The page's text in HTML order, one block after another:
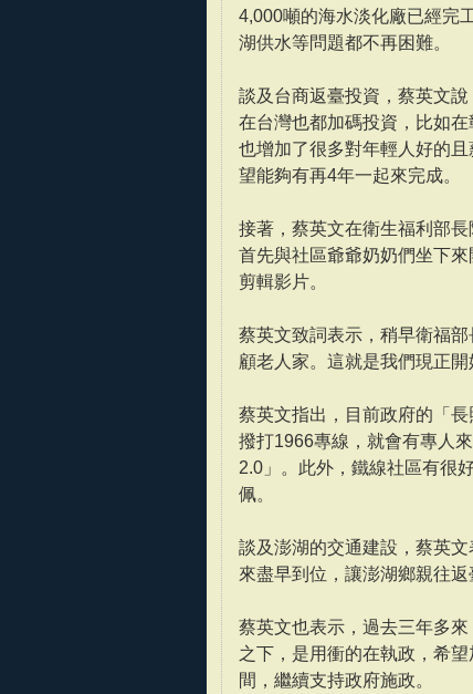
4,000噸的海水淡化廠已經完
湖供水等問題都不再困難。
談及台商返臺投資，蔡英文
在台灣也都加碼投資，比如
也增加了很多對年輕人好的
望能夠有再4年一起來完成。
接著，蔡英文在衛生福利部
首先與社區爺爺奶奶們坐下
剪輯影片。
蔡英文致詞表示，稍早衛福
顧老人家。這就是我們現正開
蔡英文指出，目前政府的「
撥打1966專線，就會有專人
2.0」。此外，鐵線社區有很
佩。
談及澎湖的交通建設，蔡英
來盡早到位，讓澎湖鄉親往返
蔡英文也表示，過去三年多
之下，是用衝的在執政，希
間，繼續支持政府施政。